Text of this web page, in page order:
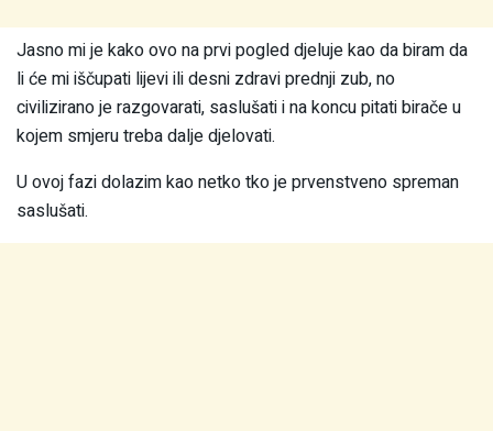
Jasno mi je kako ovo na prvi pogled djeluje kao da biram da
li će mi iščupati lijevi ili desni zdravi prednji zub, no
civilizirano je razgovarati, saslušati i na koncu pitati birače u
kojem smjeru treba dalje djelovati.
U ovoj fazi dolazim kao netko tko je prvenstveno spreman
saslušati.